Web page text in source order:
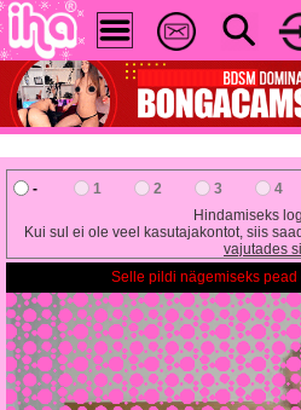
- 1 2 3 4
Hindamiseks
Kui sul ei ole veel kasutajakontot, siis
vajutades
Selle pildi nägemiseks